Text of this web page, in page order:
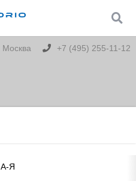
Москва +7 (495) 255-11-12
А-Я